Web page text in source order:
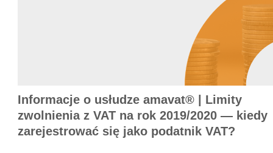
Informacje o usłudze amavat® | Limity
zwolnienia z VAT na rok 2019/2020 — kiedy
zarejestrować się jako podatnik VAT?